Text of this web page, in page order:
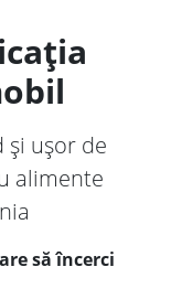
și ușor de
alimente
să încerci